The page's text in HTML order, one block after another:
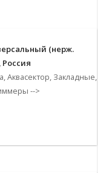
(нерж.
Россия
Аквасектор, Закладные,
-->